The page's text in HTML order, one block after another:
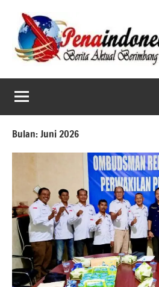
content
Bulan:Juni 2026